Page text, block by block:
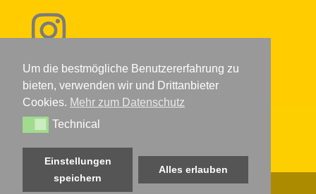
IMPRESSUM
BIO ZERTIFIKAT
Um die bestmögliche Benutzererfahrung zu
bieten, verwenden wir und Drittanbieter
Cookies. Mehr zum Datenschutz
TechnicalTechnical
Einstellungen
speichern
Alles erlauben